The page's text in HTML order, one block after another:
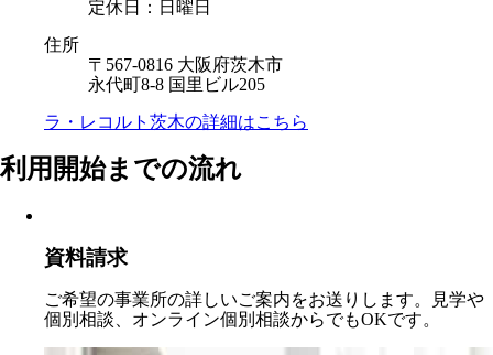
定休日：日曜日
住所
〒567-0816 大阪府茨木市
永代町8-8 国里ビル205
ラ・レコルト茨木の詳細はこちら
利用開始までの流れ
資料請求
ご希望の事業所の詳しいご案内をお送りします。見学や
個別相談、オンライン個別相談からでもOKです。